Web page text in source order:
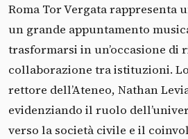
Roma Tor Vergata rappresenta
un grande appuntamento
trasformarsi in un’occasione di
collaborazione tra istituzioni.
rettore dell’Ateneo, Nathan
evidenziando il ruolo
verso la società civile e il